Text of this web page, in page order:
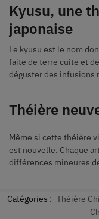
Kyusu, une
japonaise
Le kyusu est le nom
faite de terre cuite et
déguster des infusions
Théière
Même si cette théière
est nouvelle. Chaque
différences mineures
Catégories : Théière